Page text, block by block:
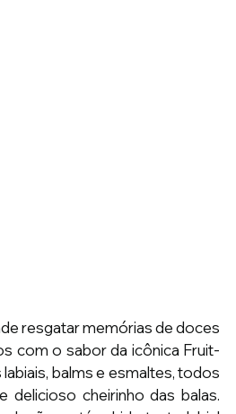
resgatar memórias de doces
com o sabor da icônica Fruit-
balms e esmaltes, todos
delicioso cheirinho das balas.